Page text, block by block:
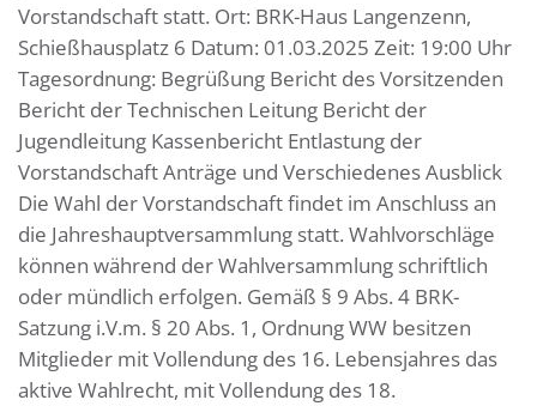
Vorstandschaft statt. Ort: BRK-Haus Langenzenn,
Schießhausplatz 6 Datum: 01.03.2025 Zeit: 19:00 Uhr
Tagesordnung: Begrüßung Bericht des Vorsitzenden
Bericht der Technischen Leitung Bericht der
Jugendleitung Kassenbericht Entlastung der
Vorstandschaft Anträge und Verschiedenes Ausblick
Die Wahl der Vorstandschaft findet im Anschluss an
die Jahreshauptversammlung statt. Wahlvorschläge
können während der Wahlversammlung schriftlich
oder mündlich erfolgen. Gemäß § 9 Abs. 4 BRK-
Satzung i.V.m. § 20 Abs. 1, Ordnung WW besitzen
Mitglieder mit Vollendung des 16. Lebensjahres das
aktive Wahlrecht, mit Vollendung des 18.